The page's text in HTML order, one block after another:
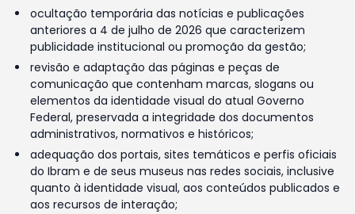
ocultação temporária das notícias e publicações
anteriores a 4 de julho de 2026 que caracterizem
publicidade institucional ou promoção da gestão;
revisão e adaptação das páginas e peças de
comunicação que contenham marcas, slogans ou
elementos da identidade visual do atual Governo
Federal, preservada a integridade dos documentos
administrativos, normativos e históricos;
adequação dos portais, sites temáticos e perfis oficiais
do Ibram e de seus museus nas redes sociais, inclusive
quanto à identidade visual, aos conteúdos publicados e
aos recursos de interação;